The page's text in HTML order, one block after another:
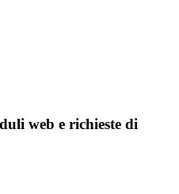
web e richieste di